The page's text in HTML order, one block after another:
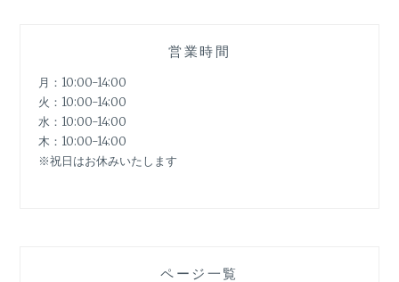
営業時間
月：10:00-14:00
火：10:00-14:00
水：10:00-14:00
木：10:00-14:00
※祝日はお休みいたします
ページ一覧